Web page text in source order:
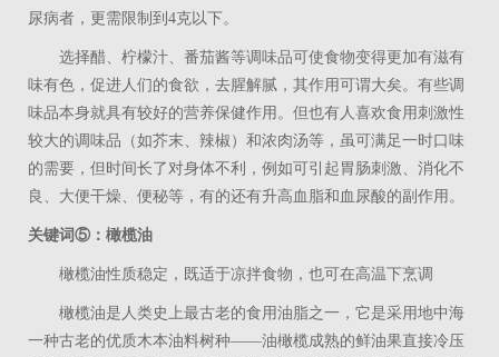
尿病者，更需限制到 4克以下。
选择醋、柠檬汁、番茄酱等调味品可使食物变得更加有滋有
味有色，促进人们的食欲，去腥解腻，其作用可谓大矣。有些调
味品本身就具有较好的营养保健作用。但也有人喜欢食用刺激性
较大的调味品（如芥末、辣椒）和浓肉汤等，虽可满足一时口味
的需要，但时间长了对身体不利，例如可引起胃肠刺激、消化不
良、大便干燥、便秘等，有的还有升高血脂和血尿酸的副作用。
关键词⑤：橄榄油
橄榄油性质稳定，既适于凉拌食物，也可在高温下烹调
橄榄油是人类史上最古老的食用油脂之一，它是采用地中海
一种古老的优质木本油料树种——油橄榄成熟的鲜油果直接冷压